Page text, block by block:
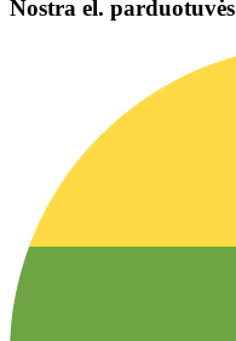
Nostra el. parduotuvės